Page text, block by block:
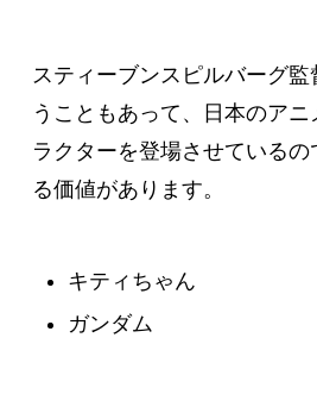
スティーブンスピルバーグ
うこともあって、日本のアニ
ラクターを登場させている
る価値があります。
キティちゃん
ガンダム